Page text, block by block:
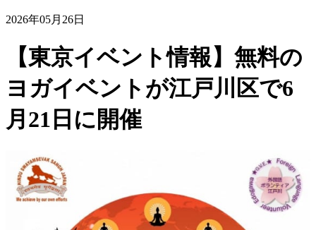
2026年05月26日
【東京イベント情報】無料の
ヨガイベントが江戸川区で6
月21日に開催